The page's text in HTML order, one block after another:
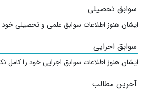
سوابق تحصیلی
ایشان هنوز اطلاعات سوابق علمی و تحصیلی خود
سوابق اجرایی
ایشان هنوز اطلاعات سوابق اجرایی خود را کامل
آخرین مطالب